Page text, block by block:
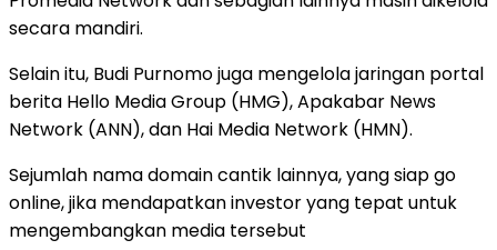
secara mandiri.
Selain itu, Budi Purnomo juga mengelola jaringan portal
berita Hello Media Group (HMG), Apakabar News
Network (ANN), dan Hai Media Network (HMN).
Sejumlah nama domain cantik lainnya, yang siap go
online, jika mendapatkan investor yang tepat untuk
mengembangkan media tersebut